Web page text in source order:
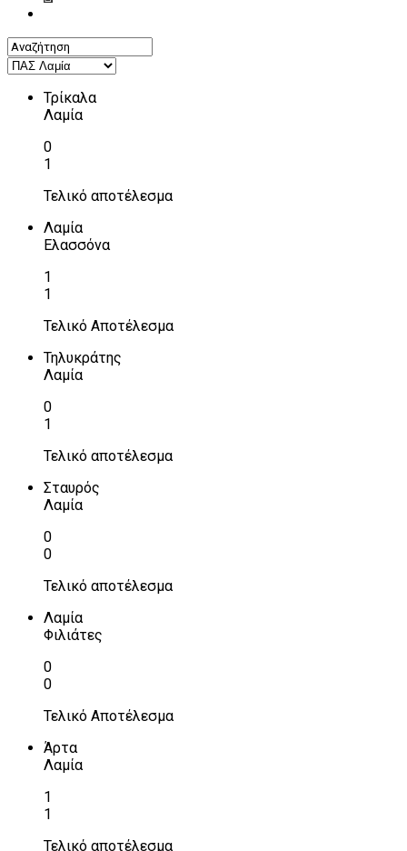
Τρίκαλα
Λαμία
0
1
Τελικό αποτέλεσμα
Λαμία
Ελασσόνα
1
1
Τελικό Αποτέλεσμα
Τηλυκράτης
Λαμία
0
1
Τελικό αποτέλεσμα
Σταυρός
Λαμία
0
0
Τελικό αποτέλεσμα
Λαμία
Φιλιάτες
0
0
Τελικό Αποτέλεσμα
Άρτα
Λαμία
1
1
Τελικό αποτέλεσμα